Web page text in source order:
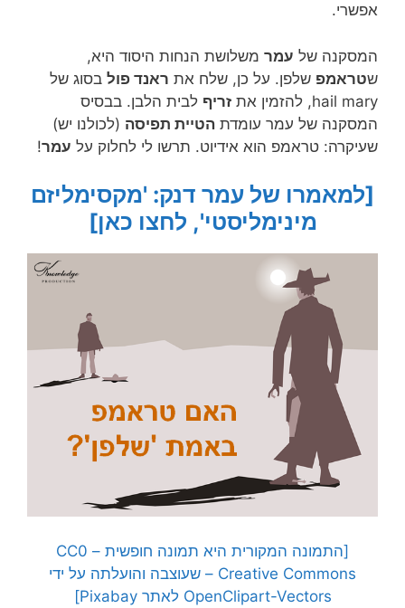
אפשרי.
המסקנה של עמר משלושת הנחות היסוד היא,
שטראמפ שלפן. על כן, שלח את ראנד פול בסוג של
hail mary, להזמין את
זריף לבית הלבן. בבסיס
המסקנה של עמר עומדת הטיית תפיסה (לכולנו יש)
שעיקרה: טראמפ הוא אידיוט. תרשו לי לחלוק על עמר!
[למאמרו של עמר דנק: 'מקסימליזם
מינימליסטי', לחצו כאן]
[התמונה המקורית היא תמונה חופשית – CC0
Creative Commons – שעוצבה והועלתה על ידי
OpenClipart-Vectors לאתר Pixabay]